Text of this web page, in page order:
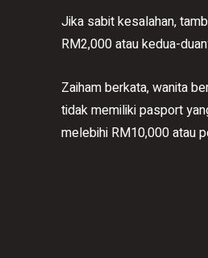
Jika sabit kesalahan,
RM2,000 atau kedua-
Zaiham berkata, wanita
tidak memiliki pasport
melebihi RM10,000 atau